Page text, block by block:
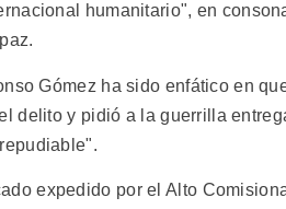
humanitario", en
Gómez ha sido enfático en
delito y pidió a la guerrilla
expedido por el Alto